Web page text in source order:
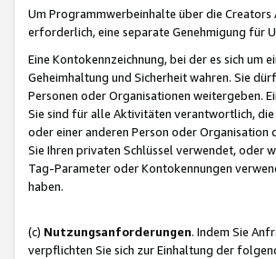
Um Programmwerbeinhalte über die Creators
erforderlich, eine separate Genehmigung für
Eine Kontokennzeichnung, bei der es sich um
Geheimhaltung und Sicherheit wahren. Sie
Personen oder Organisationen weitergeben.
Sie sind für alle Aktivitäten verantwortlich,
oder einer anderen Person oder
Sie Ihren privaten Schlüssel verwendet, oder
Tag-Parameter oder Kontokennungen
haben.
(c) Nutzungsanforderungen. Indem Sie
verpflichten Sie sich zur Einhaltung der